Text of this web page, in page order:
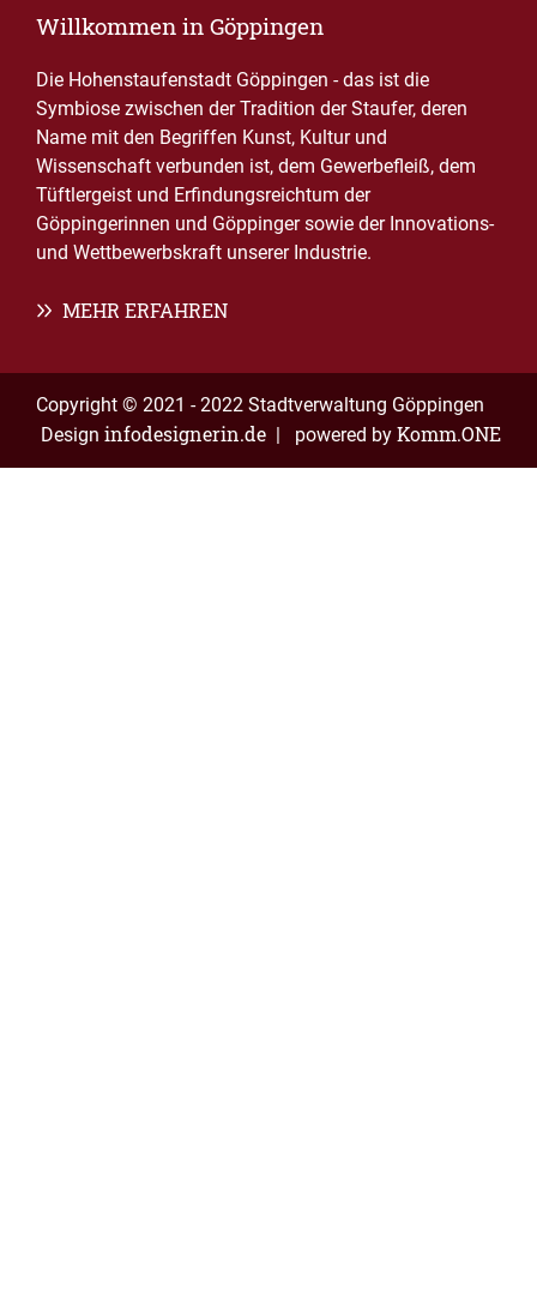
Willkommen in Göppingen
Die Hohenstaufenstadt Göppingen - das ist die
Symbiose zwischen der Tradition der Staufer, deren
Name mit den Begriffen Kunst, Kultur und
Wissenschaft verbunden ist, dem Gewerbefleiß, dem
Tüftlergeist und Erfindungsreichtum der
Göppingerinnen und Göppinger sowie der Innovations-
und Wettbewerbskraft unserer Industrie.
MEHR ERFAHREN
Copyright © 2021 - 2022 Stadtverwaltung Göppingen
Design infodesignerin.de | powered by Komm.ONE